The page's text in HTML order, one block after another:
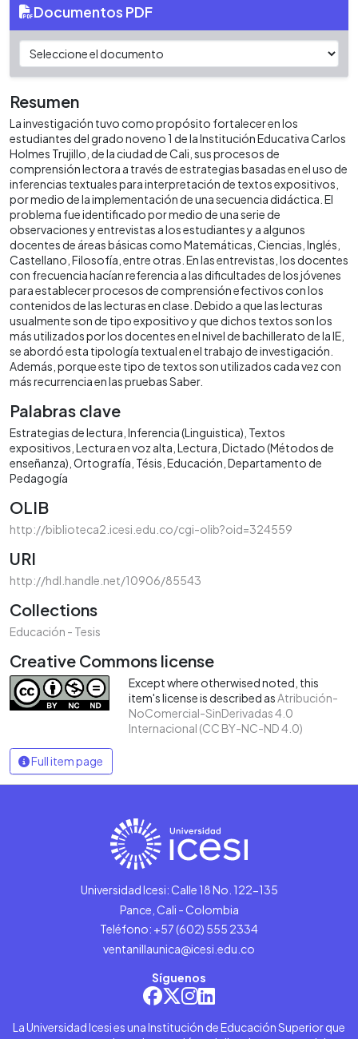
Documentos PDF
Resumen
La investigación tuvo como propósito fortalecer en los
estudiantes del grado noveno 1 de la Institución Educativa Carlos
Holmes Trujillo, de la ciudad de Cali, sus procesos de
comprensión lectora a través de estrategias basadas en el uso de
inferencias textuales para interpretación de textos expositivos,
por medio de la implementación de una secuencia didáctica. El
problema fue identificado por medio de una serie de
observaciones y entrevistas a los estudiantes y a algunos
docentes de áreas básicas como Matemáticas, Ciencias, Inglés,
Castellano, Filosofía, entre otras. En las entrevistas, los docentes
con frecuencia hacían referencia a las dificultades de los jóvenes
para establecer procesos de comprensión efectivos con los
contenidos de las lecturas en clase. Debido a que las lecturas
usualmente son de tipo expositivo y que dichos textos son los
más utilizados por los docentes en el nivel de bachillerato de la IE,
se abordó esta tipología textual en el trabajo de investigación.
Además, porque este tipo de textos son utilizados cada vez con
más recurrencia en las pruebas Saber.
Palabras clave
Estrategias de lectura Inferencia (Linguistica) Textos
expositivos Lectura en voz alta Lectura Dictado (Métodos de
enseñanza) Ortografía Tésis Educación Departamento de
Pedagogía
OLIB
http://biblioteca2.icesi.edu.co/cgi-olib?oid=324559
URI
http://hdl.handle.net/10906/85543
Collections
Educación - Tesis
Creative Commons license
Except where otherwised noted, this
item's license is described asAtribución-
NoComercial-SinDerivadas 4.0
Internacional (CC BY-NC-ND 4.0)
Full item page
Universidad Icesi: Calle 18 No. 122-135
Pance, Cali - Colombia
Teléfono: +57 (602) 555 2334
ventanillaunica@icesi.edu.co
Síguenos
La Universidad Icesi es una Institución de Educación Superior que